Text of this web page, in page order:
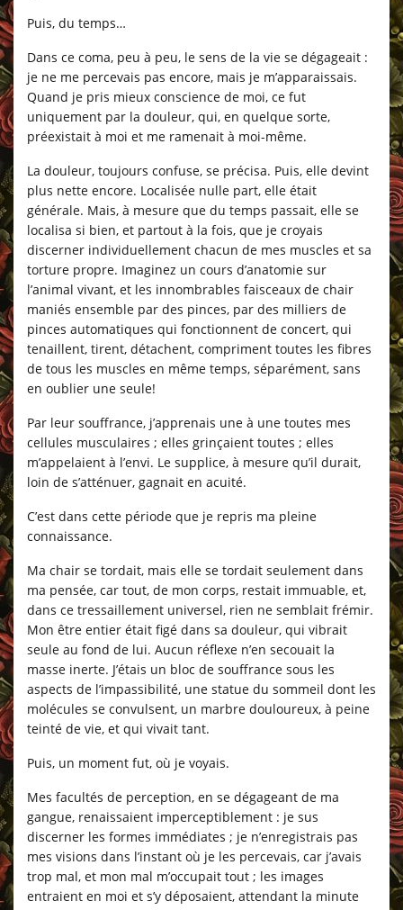
Puis, du temps…
Dans ce coma, peu à peu, le sens de la vie se dégageait :
je ne me percevais pas encore, mais je m’apparaissais.
Quand je pris mieux conscience de moi, ce fut
uniquement par la douleur, qui, en quelque sorte,
préexistait à moi et me ramenait à moi-même.
La douleur, toujours confuse, se précisa. Puis, elle devint
plus nette encore. Localisée nulle part, elle était
générale. Mais, à mesure que du temps passait, elle se
localisa si bien, et partout à la fois, que je croyais
discerner individuellement chacun de mes muscles et sa
torture propre. Imaginez un cours d’anatomie sur
l’animal vivant, et les innombrables faisceaux de chair
maniés ensemble par des pinces, par des milliers de
pinces automatiques qui fonctionnent de concert, qui
tenaillent, tirent, détachent, compriment toutes les fibres
de tous les muscles en même temps, séparément, sans
en oublier une seule!
Par leur souffrance, j’apprenais une à une toutes mes
cellules musculaires ; elles grinçaient toutes ; elles
m’appelaient à l’envi. Le supplice, à mesure qu’il durait,
loin de s’atténuer, gagnait en acuité.
C’est dans cette période que je repris ma pleine
connaissance.
Ma chair se tordait, mais elle se tordait seulement dans
ma pensée, car tout, de mon corps, restait immuable, et,
dans ce tressaillement universel, rien ne semblait frémir.
Mon être entier était figé dans sa douleur, qui vibrait
seule au fond de lui. Aucun réflexe n’en secouait la
masse inerte. J’étais un bloc de souffrance sous les
aspects de l’impassibilité, une statue du sommeil dont les
molécules se convulsent, un marbre douloureux, à peine
teinté de vie, et qui vivait tant.
Puis, un moment fut, où je voyais.
Mes facultés de perception, en se dégageant de ma
gangue, renaissaient imperceptiblement : je sus
discerner les formes immédiates ; je n’enregistrais pas
mes visions dans l’instant où je les percevais, car j’avais
trop mal, et mon mal m’occupait tout ; les images
entraient en moi et s’y déposaient, attendant la minute